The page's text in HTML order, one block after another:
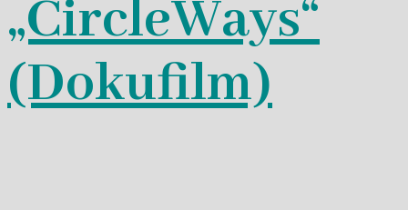
„CircleWays“
(Dokufilm)